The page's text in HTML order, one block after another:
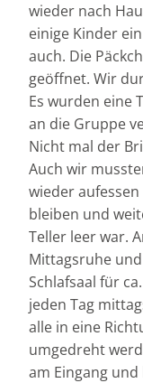
wieder nach
einige Kinder
auch. Die
geöffnet. Wir
Es wurden eine
an die Gruppe
Nicht mal der
Auch wir
wieder
bleiben und
Teller leer war.
Mittagsruhe
Schlafsaal für
jeden Tag
alle in eine
umgedreht
am Eingang und